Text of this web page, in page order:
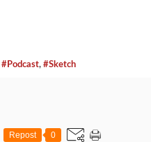
#Podcast, #Sketch
Repost 0